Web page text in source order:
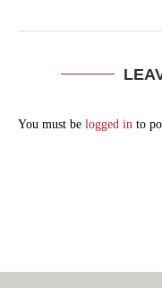
You must be logged in to